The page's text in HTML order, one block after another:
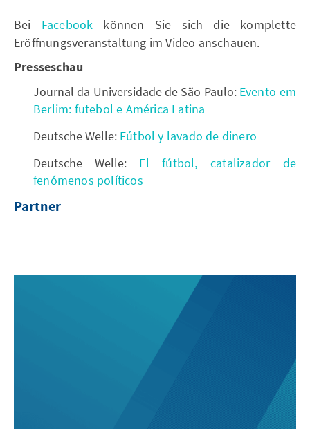
Bei Facebook können Sie sich die komplette
Eröffnungsveranstaltung im Video anschauen.
Presseschau
Journal da Universidade de São Paulo: Evento em
Berlim: futebol e América Latina
Deutsche Welle: Fútbol y lavado de dinero
Deutsche Welle: El fútbol, catalizador de
fenómenos políticos
Partner